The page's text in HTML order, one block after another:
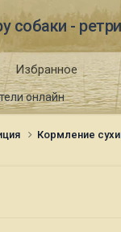
собаки -
онлайн
Избранное
Кормление